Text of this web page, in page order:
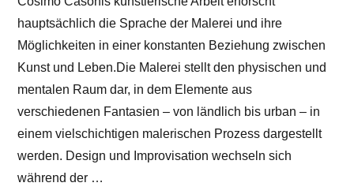
hauptsächlich die Sprache der Malerei und ihre
Möglichkeiten in einer konstanten Beziehung zwischen
Kunst und Leben.Die Malerei stellt den physischen und
mentalen Raum dar, in dem Elemente aus
verschiedenen Fantasien – von ländlich bis urban – in
einem vielschichtigen malerischen Prozess dargestellt
werden. Design und Improvisation wechseln sich
während der …